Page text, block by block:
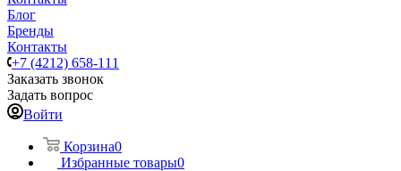
Блог
Бренды
Контакты
+7 (4212) 658-111
Заказать звонок
Задать вопрос
Войти
Корзина0
Избранные товары0